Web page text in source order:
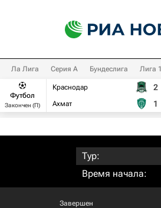
Ла Лига Серия А Бундеслига Лига 1
Футбол
Закончен (П)
Краснодар
Ахмат
2
1
Тур:
Время начала:
Завершен